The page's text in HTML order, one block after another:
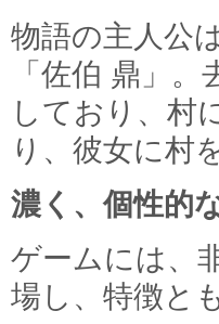
物語の主人公
「佐伯 鼎」
しており、村
り、彼女に村
濃く、個性的
ゲームには、
場し、特徴と